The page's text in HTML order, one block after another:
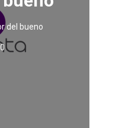
del bueno